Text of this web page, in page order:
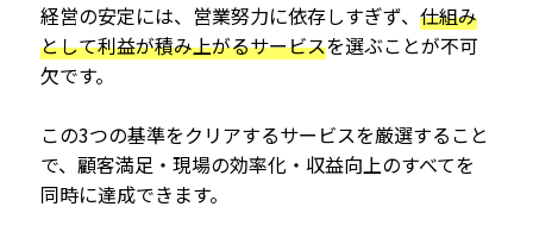
経営の安定には、営業努力に依存しすぎず、 仕組み
として利益が積み上がるサービスを選ぶことが不可
欠です。
この3つの基準をクリアするサービスを厳選すること
で、顧客満足・現場の効率化・収益向上のすべてを
同時に達成できます。